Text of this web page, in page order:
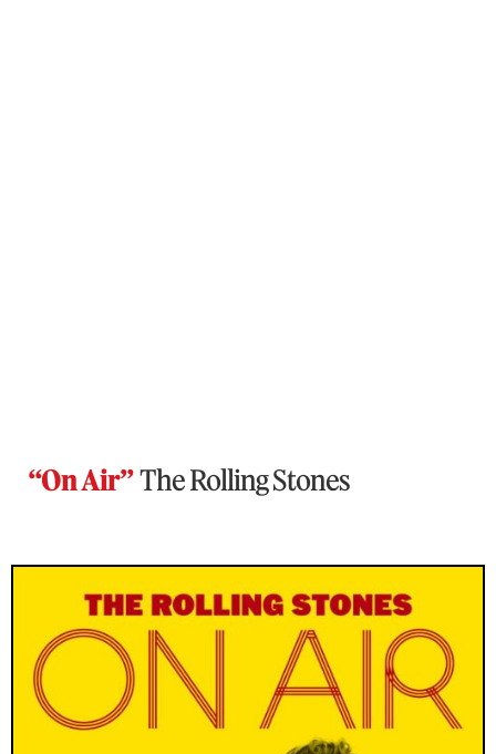
“On Air”The Rolling Stones